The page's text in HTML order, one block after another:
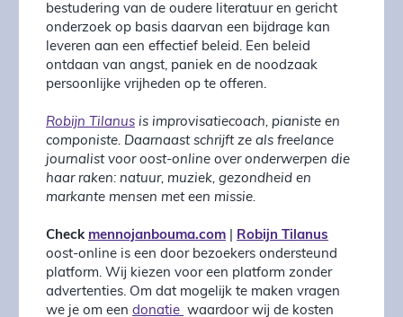
bestudering van de oudere literatuur en gericht
onderzoek op basis daarvan een bijdrage kan
leveren aan een effectief beleid. Een beleid
ontdaan van angst, paniek en de noodzaak
persoonlijke vrijheden op te offeren.
Robijn Tilanus is improvisatiecoach, pianiste en
componiste. Daarnaast schrijft ze als freelance
journalist voor oost-online over onderwerpen die
haar raken: natuur, muziek, gezondheid en
markante mensen met een missie.
Check mennojanbouma.com
Robijn Tilanus
oost-online is een door bezoekers ondersteund
platform. Wij kiezen voor een platform zonder
advertenties. Om dat mogelijk te maken vragen
we je om een donatie waardoor wij de kosten